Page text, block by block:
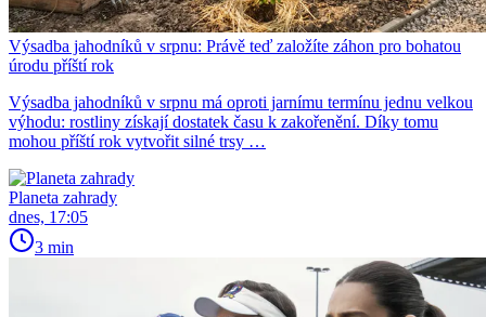
Výsadba jahodníků v srpnu: Právě teď založíte záhon pro bohatou
úrodu příští rok
Výsadba jahodníků v srpnu má oproti jarnímu termínu jednu velkou
výhodu: rostliny získají dostatek času k zakořenění. Díky tomu
mohou příští rok vytvořit silné trsy …
Planeta zahrady
dnes, 17:05
3 min